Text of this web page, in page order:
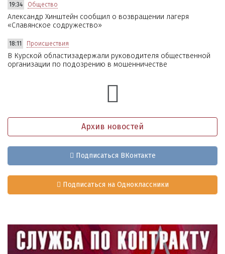
19:34 Общество
Александр Хинштейн сообщил о возвращении лагеря
«Славянское содружество»
18:11 Происшествия
В Курской областизадержали руководителя общественной
организации по подозрению в мошенничестве
Архив новостей
Подписаться ВКонтакте
Подписаться на Одноклассники